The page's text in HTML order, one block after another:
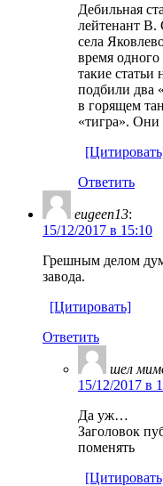
Дебильная
лейтенант
села
время
такие
подбили два
в горящем
«тигра». Они
Ответить
eugeen13:
15/12/2017 в 15:10
Грешным делом
завода.
[Цитировать]
Ответить
шел
15/12/2017 в
Да уж…
Заголовок
поменять